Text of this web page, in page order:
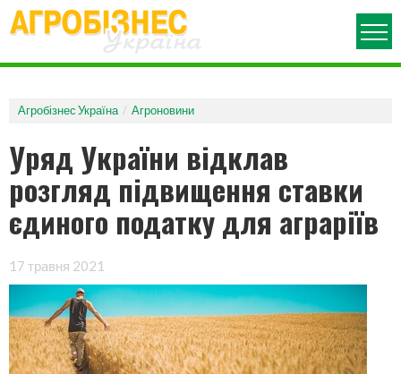
ПРО ЖУРНАЛ
АРХІВ НОМЕРІВ
РУБРИКИ
АГРОВИСТАВКИ
АГРОПОЛІТИКА
ДЕНЬ ПОЛЯ
ОГЛЯД РИНКУ
АГРОКОНФЕРЕНЦІЯ
ЗАХИСТ РОСЛИН
ЗЕРНОВІ ТЕХНОЛОГІЇ
ПОРАДИ ЮРИСТА
АГРОБІЗНЕС
Агробізнес Україна Агроновини
Уряд України відклав
розгляд підвищення ставки
єдиного податку для аграріїв
17 травня 2021